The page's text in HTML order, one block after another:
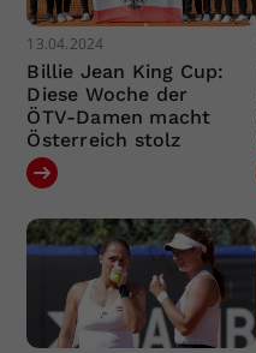
13.04.2024
Billie Jean King Cup:
Diese Woche der
ÖTV-Damen macht
Österreich stolz